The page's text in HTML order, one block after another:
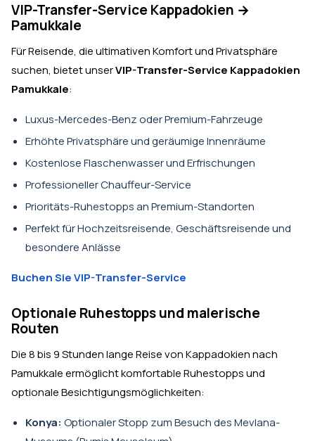
VIP-Transfer-Service Kappadokien →
Pamukkale
Für Reisende, die ultimativen Komfort und Privatsphäre
suchen, bietet unserVIP-Transfer-Service Kappadokien
Pamukkale:
Luxus-Mercedes-Benz oder Premium-Fahrzeuge
Erhöhte Privatsphäre und geräumige Innenräume
Kostenlose Flaschenwasser und Erfrischungen
Professioneller Chauffeur-Service
Prioritäts-Ruhestopps an Premium-Standorten
Perfekt für Hochzeitsreisende, Geschäftsreisende und
besondere Anlässe
Buchen Sie VIP-Transfer-Service
Optionale Ruhestopps und malerische
Routen
Die 8 bis 9 Stunden lange Reise von Kappadokien nach
Pamukkale ermöglicht komfortable Ruhestopps und
optionale Besichtigungsmöglichkeiten:
Konya: Optionaler Stopp zum Besuch des Mevlana-